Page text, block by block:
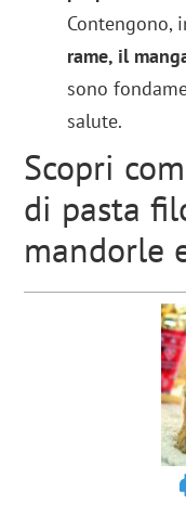
Contengono,
rame, il
sono
salute.
Scopri
di pasta
mandorle